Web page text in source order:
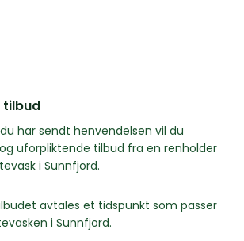
tilbud
har sendt henvendelsen vil du
uforpliktende tilbud fra en renholder
i Sunnfjord.
avtales et tidspunkt som passer
i Sunnfjord.